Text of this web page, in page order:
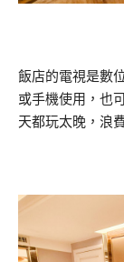
飯店的電視是數
或手機使用，也
天都玩太晚，浪